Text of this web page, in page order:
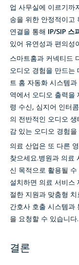
업 사무실에 이르기까
송을 위한 안정적이고
연결을 통해 IP/SIP 스
있어 유연성과 편의성
스마트홈과 커넥티드
오디오 경험을 만드는
트 홈 자동화 시스템
역에서 오디오 출력을
령 수신, 심지어 인터
의 전반적인 오디오
감 있는 오디오 경험을
의료 산업은 또 다른
찾으세요.병원과 의료
신 목적으로 활용될
설치하면 의료 서비스
절한 지원과 맞춤형
간호사 호출 시스템과
을 요청할 수 있습니다.
결론